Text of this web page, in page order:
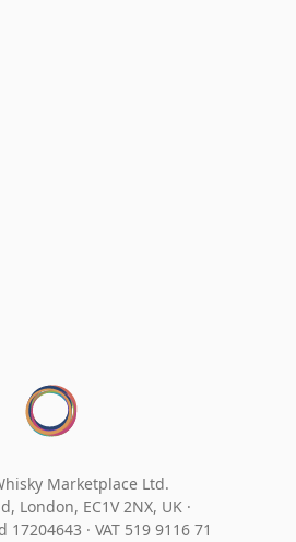
Marketplace Ltd.
London, EC1V 2NX, UK ·
17204643 · VAT 519 9116 71